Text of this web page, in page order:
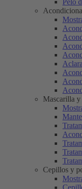
Pelo
Mascarilla y
Cepillos y